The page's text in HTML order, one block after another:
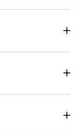
du site et des
et la
simplifier vos